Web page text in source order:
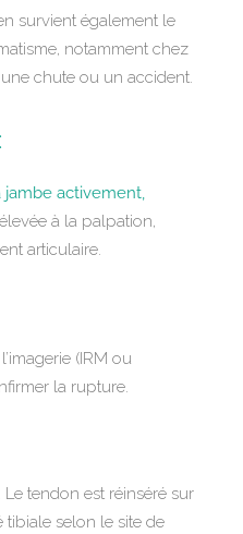
survient également le
notamment chez
chute ou un accident.
jambe activement,
à la palpation,
articulaire.
(IRM ou
la rupture.
. Le tendon est réinséré sur
selon le site de